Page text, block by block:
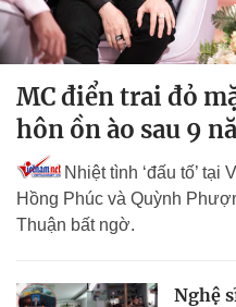
MC điển trai đỏ
hôn ồn ào sau 9
Nhiệt tình ‘đấu tố’ tại
Hồng Phúc và Quỳnh
Thuận bất ngờ.
Nghệ